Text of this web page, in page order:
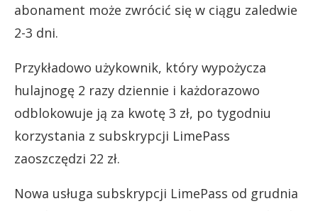
abonament może zwrócić się w ciągu zaledwie
2-3 dni.
Przykładowo użykownik, który wypożycza
hulajnogę 2 razy dziennie i każdorazowo
odblokowuje ją za kwotę 3 zł, po tygodniu
korzystania z subskrypcji LimePass
zaoszczędzi 22 zł.
Nowa usługa subskrypcji LimePass od grudnia